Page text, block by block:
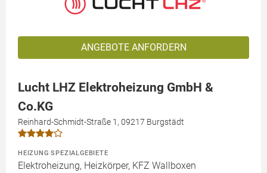
ANGEBOTE ANFORDERN
Lucht LHZ Elektroheizung GmbH &
Co.KG
Reinhard-Schmidt-Straße 1, 09217 Burgstädt
HEIZUNG SPEZIALGEBIETE
Elektroheizung, Heizkörper, KFZ Wallboxen